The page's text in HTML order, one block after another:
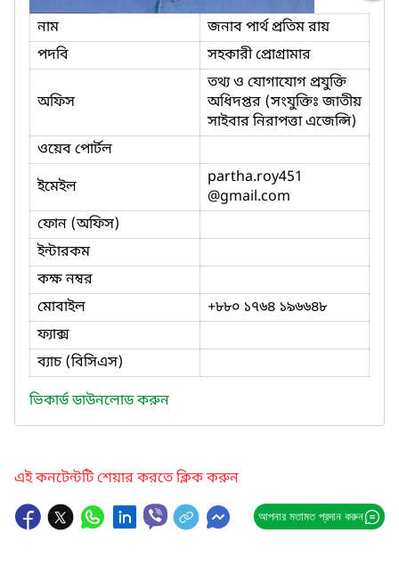
নাম
জনাব পার্থ প্রতিম রায়
পদবি
সহকারী প্রোগ্রামার
অফিস
তথ্য ও যোগাযোগ প্রযুক্তি
অধিদপ্তর (সংযুক্তিঃ জাতীয়
সাইবার নিরাপত্তা এজেন্সি)
ওয়েব পোর্টল
ইমেইল
partha.roy451
@gmail.com
ফোন (অফিস)
ইন্টারকম
কক্ষ নম্বর
মোবাইল
+৮৮০ ১৭৬৪ ১৯৬৬৪৮
ফ্যাক্স
ব্যাচ (বিসিএস)
ভিকার্ড ডাউনলোড করুন
এই কনটেন্টটি শেয়ার করতে ক্লিক করুন
আপনার মতামত প্রদান করুন